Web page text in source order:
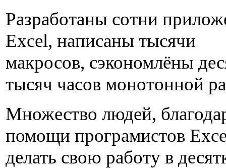
Разработаны сотни
Excel, написаны тысячи
макросов, сэкономлёны
тысяч часов монотонной
Множество людей,
помощи програмистов
делать свою работу в